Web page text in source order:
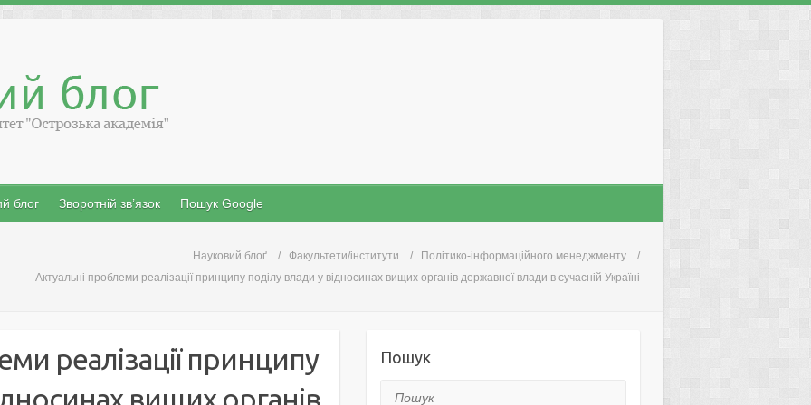
блог Зворотній зв’язок Пошук Google
Науковий блоґ Факультети/інститути
Політико-інформаційного менеджменту
Актуальні проблеми реалізації принципу поділу влади у відносинах вищих органів державної влади в сучасній Україні
реалізації принципу
Пошук
Пошук